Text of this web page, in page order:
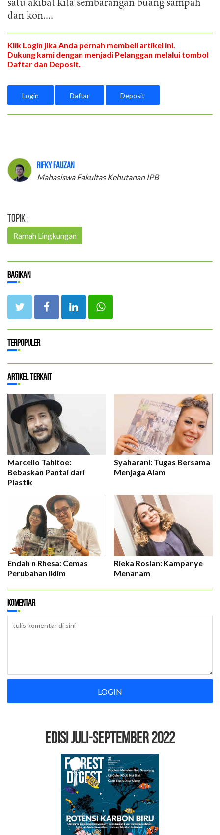
satu akibat kita sembarangan buang sampah
dan kon....
Klik Login jika Anda pernah membeli artikel ini.
Dukung kami dengan menjadi Pelanggan melalui tombol
Daftar dan Deposit.
Login Daftar Deposit
Rifky Fauzan
Mahasiswa Fakultas Kehutanan IPB
Topik :
Ramah Lingkungan
Bagikan
Terpopuler
Artikel Terkait
Marcello Tahitoe:
Bebaskan Pantai dari
Plastik
Syaharani: Tugas Bersama
Menjaga Alam
Endah n Rhesa: Cemas
Perubahan Iklim
Rieka Roslan: Kampanye
Menanam
Komentar
LOGIN
EDISI Juli-September 2022